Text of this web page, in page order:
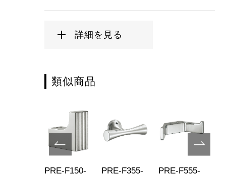
詳細を見る
類似商品
PRE-F150-
PRE-F355-
PRE-F555-